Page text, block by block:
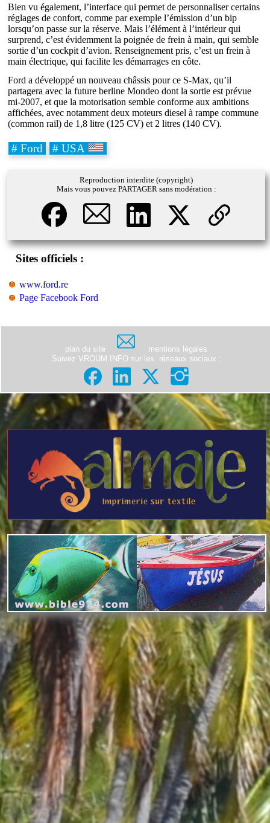
Bien vu également, l’interface qui permet de personnaliser certains
réglages de confort, comme par exemple l’émission d’un bip
lorsqu’on passe sur la réserve. Mais l’élément à l’intérieur qui
surprend, c’est évidemment la poignée de frein à main, qui semble
sortie d’un cockpit d’avion. Renseignement pris, c’est un frein à
main électrique, qui facilite les démarrages en côte.
Ford a développé un nouveau châssis pour ce S-Max, qu’il
partagera avec la future berline Mondeo dont la sortie est prévue
mi-2007, et que la motorisation semble conforme aux ambitions
affichées, avec notamment deux moteurs diesel à rampe commune
(common rail) de 1,8 litre (125 CV) et 2 litres (140 CV).
# Ford # USA
Reproduction interdite (copyright)
Mais vous pouvez PARTAGER sans modération :
Sites officiels :
www.ford.re
Page Facebook Ford
plan du site
mentions légales
Suivez VROUM.INFO sur les
réseaux sociaux :